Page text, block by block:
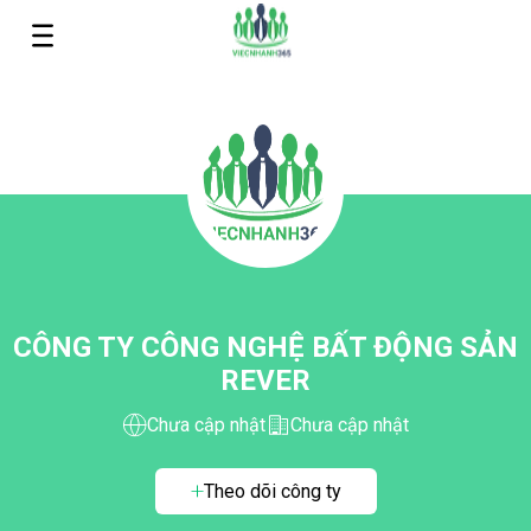
CÔNG TY CÔNG NGHỆ BẤT ĐỘNG SẢN
REVER
Chưa cập nhật Chưa cập nhật
Theo dõi công ty